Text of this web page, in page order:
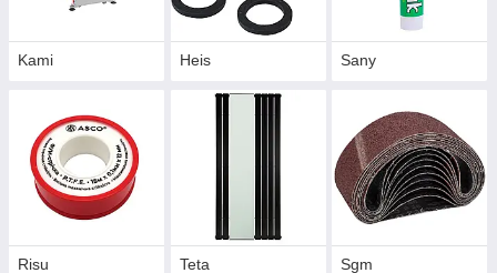
Kami Heis Sany
Risu Teta Sgm